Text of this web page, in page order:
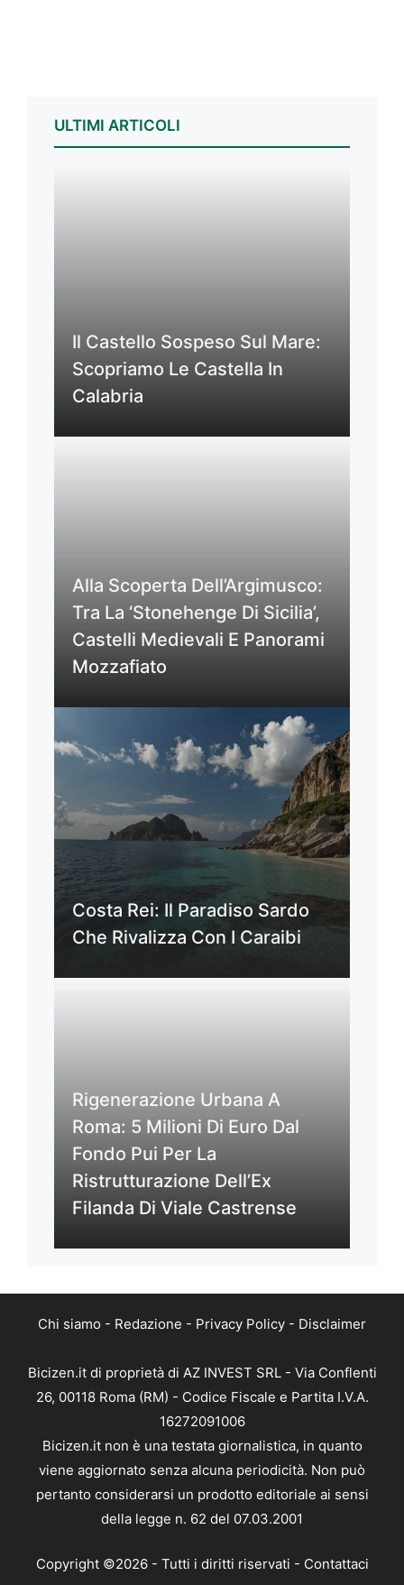
ULTIMI ARTICOLI
Il Castello Sospeso Sul Mare:
Scopriamo Le Castella In
Calabria
Alla Scoperta Dell’Argimusco:
Tra La ‘Stonehenge Di Sicilia’,
Castelli Medievali E Panorami
Mozzafiato
Costa Rei: Il Paradiso Sardo
Che Rivalizza Con I Caraibi
Rigenerazione Urbana A
Roma: 5 Milioni Di Euro Dal
Fondo Pui Per La
Ristrutturazione Dell’Ex
Filanda Di Viale Castrense
Chi siamo - Redazione - Privacy Policy - Disclaimer
Bicizen.it di proprietà di AZ INVEST SRL - Via Conflenti
26, 00118 Roma (RM) - Codice Fiscale e Partita I.V.A.
16272091006
Bicizen.it non è una testata giornalistica, in quanto
viene aggiornato senza alcuna periodicità. Non può
pertanto considerarsi un prodotto editoriale ai sensi
della legge n. 62 del 07.03.2001
Copyright ©2026 - Tutti i diritti riservati - Contattaci